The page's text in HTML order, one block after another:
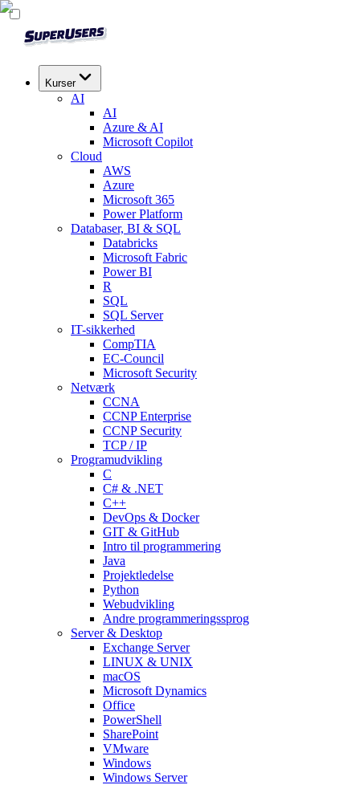
Kurser
AI
AI
Azure & AI
Microsoft Copilot
Cloud
AWS
Azure
Microsoft 365
Power Platform
Databaser, BI & SQL
Databricks
Microsoft Fabric
Power BI
R
SQL
SQL Server
IT-sikkerhed
CompTIA
EC-Council
Microsoft Security
Netværk
CCNA
CCNP Enterprise
CCNP Security
TCP / IP
Programudvikling
C
C# & .NET
C++
DevOps & Docker
GIT & GitHub
Intro til programmering
Java
Projektledelse
Python
Webudvikling
Andre programmeringssprog
Server & Desktop
Exchange Server
LINUX & UNIX
macOS
Microsoft Dynamics
Office
PowerShell
SharePoint
VMware
Windows
Windows Server